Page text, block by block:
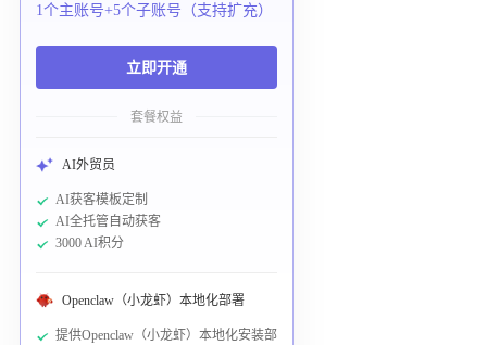
1个主账号+5个子账号（支持扩充）
立即开通
套餐权益
AI外贸员
AI获客模板定制
AI全托管自动获客
3000 AI积分
Openclaw（小龙虾）本地化部署
提供Openclaw（小龙虾）本地化安装部